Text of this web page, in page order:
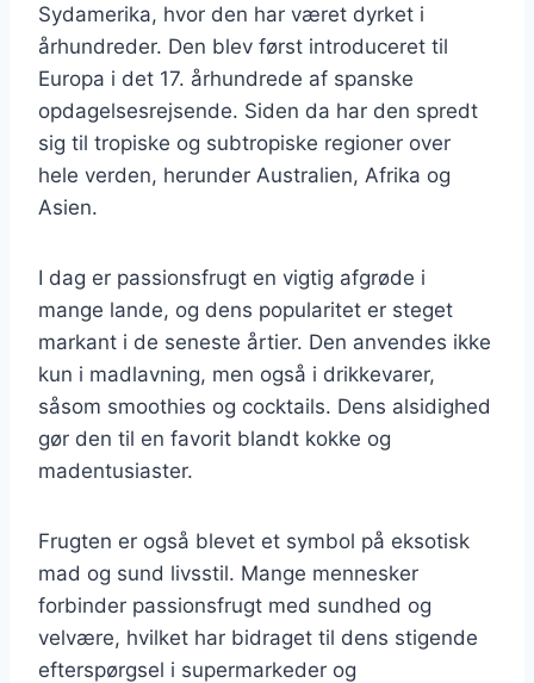
Sydamerika, hvor den har været dyrket i
århundreder. Den blev først introduceret til
Europa i det 17. århundrede af spanske
opdagelsesrejsende. Siden da har den spredt
sig til tropiske og subtropiske regioner over
hele verden, herunder Australien, Afrika og
Asien.
I dag er passionsfrugt en vigtig afgrøde i
mange lande, og dens popularitet er steget
markant i de seneste årtier. Den anvendes ikke
kun i madlavning, men også i drikkevarer,
såsom smoothies og cocktails. Dens alsidighed
gør den til en favorit blandt kokke og
madentusiaster.
Frugten er også blevet et symbol på eksotisk
mad og sund livsstil. Mange mennesker
forbinder passionsfrugt med sundhed og
velvære, hvilket har bidraget til dens stigende
efterspørgsel i supermarkeder og